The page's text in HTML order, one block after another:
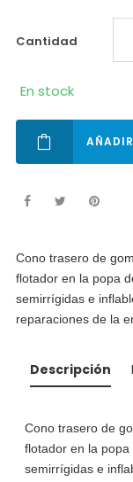
cantidad
En stock
Cono trasero de
flotador en la popa
semirrígidas e
reparaciones de la
Descripción
Cono trasero de
flotador en la popa
semirrígidas e